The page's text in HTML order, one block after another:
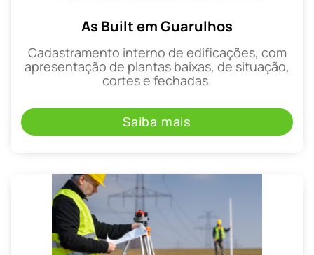
As Built em Guarulhos
Cadastramento interno de edificações, com
apresentação de plantas baixas, de situação,
cortes e fechadas.
Saiba mais